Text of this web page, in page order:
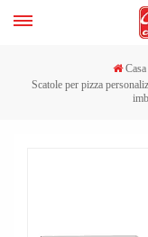
Casa
Scatole per pizza